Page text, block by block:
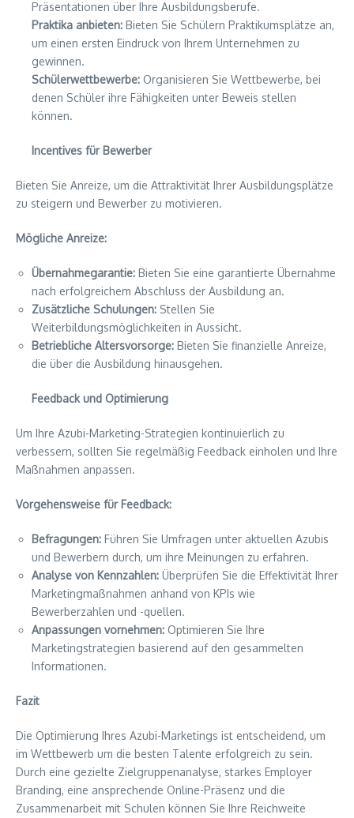
Präsentationen über Ihre Ausbildungsberufe.
Praktika anbieten: Bieten Sie Schülern Praktikumsplätze an,
um einen ersten Eindruck von Ihrem Unternehmen zu
gewinnen.
Schülerwettbewerbe: Organisieren Sie Wettbewerbe, bei
denen Schüler ihre Fähigkeiten unter Beweis stellen
können.
Incentives für Bewerber
Bieten Sie Anreize, um die Attraktivität Ihrer Ausbildungsplätze
zu steigern und Bewerber zu motivieren.
Mögliche Anreize:
Übernahmegarantie: Bieten Sie eine garantierte Übernahme
nach erfolgreichem Abschluss der Ausbildung an.
Zusätzliche Schulungen: Stellen Sie
Weiterbildungsmöglichkeiten in Aussicht.
Betriebliche Altersvorsorge: Bieten Sie finanzielle Anreize,
die über die Ausbildung hinausgehen.
Feedback und Optimierung
Um Ihre Azubi-Marketing-Strategien kontinuierlich zu
verbessern, sollten Sie regelmäßig Feedback einholen und Ihre
Maßnahmen anpassen.
Vorgehensweise für Feedback:
Befragungen: Führen Sie Umfragen unter aktuellen Azubis
und Bewerbern durch, um ihre Meinungen zu erfahren.
Analyse von Kennzahlen: Überprüfen Sie die Effektivität Ihrer
Marketingmaßnahmen anhand von KPIs wie
Bewerberzahlen und -quellen.
Anpassungen vornehmen: Optimieren Sie Ihre
Marketingstrategien basierend auf den gesammelten
Informationen.
Fazit
Die Optimierung Ihres Azubi-Marketings ist entscheidend, um
im Wettbewerb um die besten Talente erfolgreich zu sein.
Durch eine gezielte Zielgruppenanalyse, starkes Employer
Branding, eine ansprechende Online-Präsenz und die
Zusammenarbeit mit Schulen können Sie Ihre Reichweite